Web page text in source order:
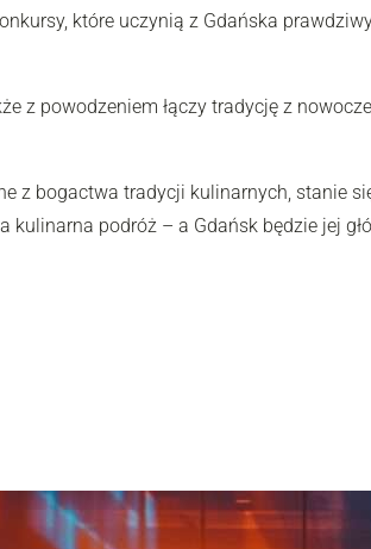
które uczynią z Gdańska
z powodzeniem łączy tradycję z
z bogactwa tradycji kulinarnych, stanie
podróż – a Gdańsk będzie jej